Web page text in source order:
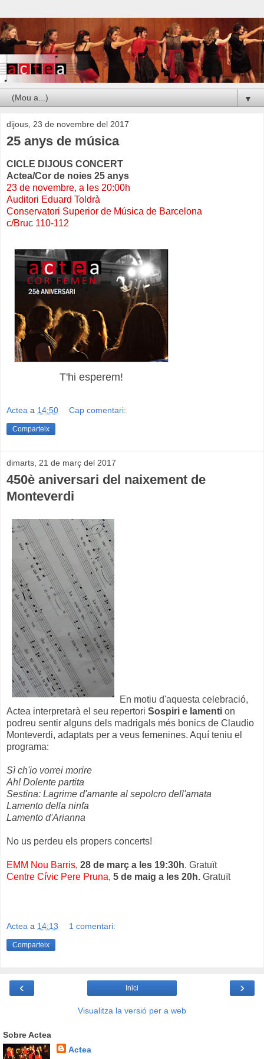
▼
dijous, 23 de novembre del 2017
25 anys de música
CICLE DIJOUS CONCERT
Actea/Cor de noies 25 anys
23 de novembre, a les 20:00h
Auditori Eduard Toldrà
Conservatori Superior de Música de Barcelona
c/Bruc 110-112
T'hi esperem!
Actea a 14:50 Cap comentari:
Comparteix
dimarts, 21 de març del 2017
450è aniversari del naixement de
Monteverdi
En motiu d'aquesta celebració,
Actea interpretarà el seu repertori Sospiri e lamenti on
podreu sentir alguns dels madrigals més bonics de Claudio
Monteverdi, adaptats per a veus femenines. Aquí teniu el
programa:
Sì ch'io vorrei morire
Ah! Dolente partita
Sestina: Lagrime d'amante al sepolcro dell'amata
Lamento della ninfa
Lamento d'Arianna
No us perdeu els propers concerts!
EMM Nou Barris, 28 de març a les 19:30h. Gratuït
Centre Cívic Pere Pruna, 5 de maig a les 20h. Gratuït
Actea a 14:13 1 comentari:
Comparteix
‹ ›
Inici
Visualitza la versió per a web
Sobre Actea
Actea